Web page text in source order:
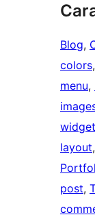
Blog,
colors,
menu,
layout,
post,